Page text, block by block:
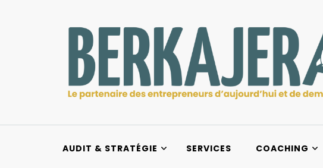
Berkajera
AUDIT & STRATÉGIE SERVICES COACHING